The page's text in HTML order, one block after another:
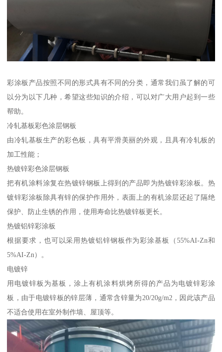
彩涂板产品按照不同的形式具有不同的分类，通常我们虽了解的可
以分为以下几种，希望这些知识的介绍，可以对广大用户起到一些
帮助。
冷轧基板彩色涂层钢板
由冷轧基板生产的彩色板，具有平滑美丽的外观，且具有冷轧板的
加工性能；
热镀锌彩色涂层钢板
把有机涂料涂复在热镀锌钢板上得到的产品即为热镀锌彩涂板。热
镀锌彩涂板除具有锌的保护作用外，表面上的有机涂层还起了隔绝
保护、防止生锈的作用，使用寿命比热镀锌板更长。
热镀铝锌彩涂板
根据要求，也可以采用热镀铝锌钢板作为彩涂基板（55%AI-Zn和
5%AI-Zn）。
电镀锌
用电镀锌板为基板，涂上有机涂料烘烤所得的产品为电镀锌彩涂
板，由于电镀锌板的锌层薄，通常含锌量为20/20g/m2，因此该产品
不适合使用在室外制作墙、屋顶等。